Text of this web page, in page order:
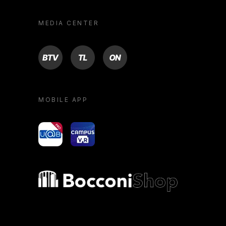
MEDIA CENTER
BTV TL ON
MOBILE APP
yoU@B Campus VR
Bocconi shop